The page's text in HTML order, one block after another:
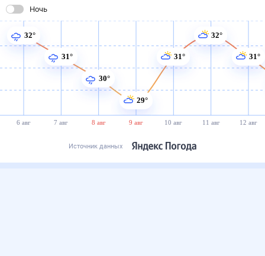
Ночь
6 авг 7 авг 8 авг 9 авг 10 авг 11 авг 12 авг
32°
31°
30°
29°
31°
32°
31°
Источник данных